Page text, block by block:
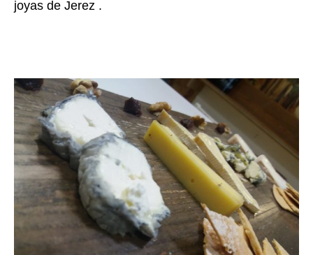
joyas de Jerez .